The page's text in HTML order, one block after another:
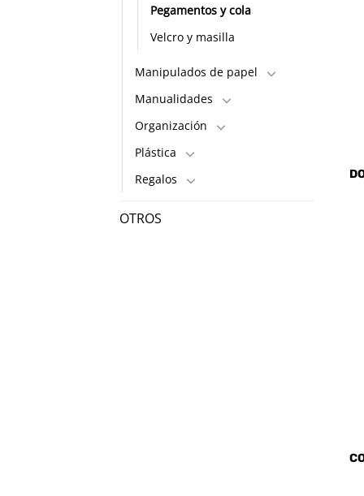
Pegamentos y cola
Velcro y masilla
Manipulados de papel
Manualidades
Organización
Plástica
Regalos
OTROS